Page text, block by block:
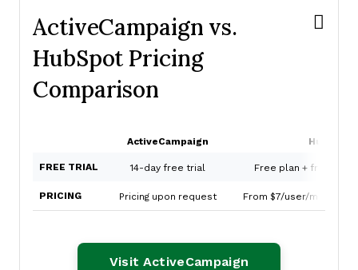
ActiveCampaign vs.
HubSpot Pricing
Comparison
ActiveCampaign HubSpot
FREE TRIAL 14-day free trial Free plan + free
PRICING Pricing upon request From $7/user/month
Visit ActiveCampaign